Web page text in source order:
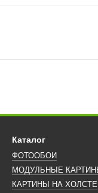
Каталог
ФОТООБОИ
МОДУЛЬНЫЕ
КАРТИНЫ НА ХОЛСТЕ